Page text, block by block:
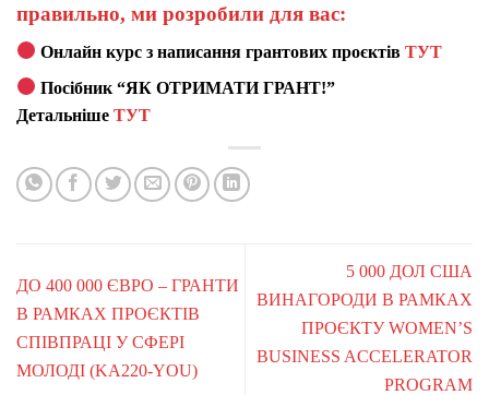
правильно, ми розробили для вас:
Онлайн курс з написання грантових проєктівТУТ
Посібник “ЯК ОТРИМАТИ ГРАНТ!”
Детальніше ТУТ
ДО 400 000 ЄВРО – ГРАНТИ
В РАМКАХ ПРОЄКТІВ
СПІВПРАЦІ У СФЕРІ
МОЛОДІ (KA220-YOU)
5 000 ДОЛ США
ВИНАГОРОДИ В РАМКАХ
ПРОЄКТУ WOMEN’S
BUSINESS ACCELERATOR
PROGRAM